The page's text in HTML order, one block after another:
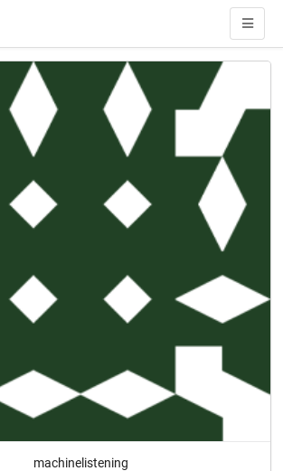
machinelistening